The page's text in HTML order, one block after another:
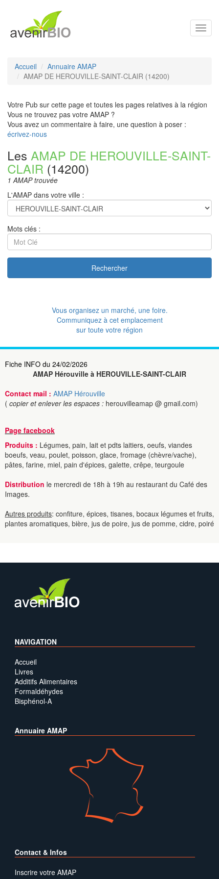
Accueil
Annuaire AMAP
AMAP DE HEROUVILLE-SAINT-CLAIR (14200)
Votre Pub sur cette page et toutes les pages relatives à la région
Vous ne trouvez pas votre AMAP ?
Vous avez un commentaire à faire, une question à poser :
écrivez-nous
Les AMAP DE HEROUVILLE-SAINT-
CLAIR (14200)
1 AMAP trouvée
L'AMAP dans votre ville :
Mots clés :
Rechercher
Vous organisez un marché, une foire.
Communiquez à cet emplacement
sur toute votre région
Fiche INFO du 24/02/2026
AMAP Hérouville à HEROUVILLE-SAINT-CLAIR
Contact mail : AMAP Hérouville
( copier et enlever les espaces : herouvilleamap @ gmail.com)
Page facebook
Produits : Légumes, pain, lait et pdts laitiers, oeufs, viandes
boeufs, veau, poulet, poisson, glace, fromage (chèvre/vache),
pâtes, farine, miel, pain d'épices, galette, crêpe, teurgoule
Distribution le mercredi de 18h à 19h au restaurant du Café des
Images.
Autres produits: confiture, épices, tisanes, bocaux légumes et fruits,
plantes aromatiques, bière, jus de poire, jus de pomme, cidre, poiré
NAVIGATION
Accueil
Livres
Additifs Alimentaires
Formaldéhydes
Bisphénol-A
Annuaire AMAP
Contact & Infos
Inscrire votre AMAP